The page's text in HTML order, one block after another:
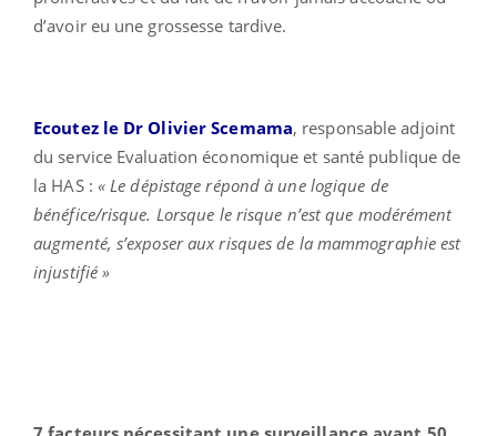
d’avoir eu une grossesse tardive.
Ecoutez le Dr Olivier Scemama, responsable adjoint
du service Evaluation économique et santé publique de
la HAS : « Le dépistage répond à une logique de
bénéfice/risque. Lorsque le risque n’est que modérément
augmenté, s’exposer aux risques de la mammographie est
injustifié »